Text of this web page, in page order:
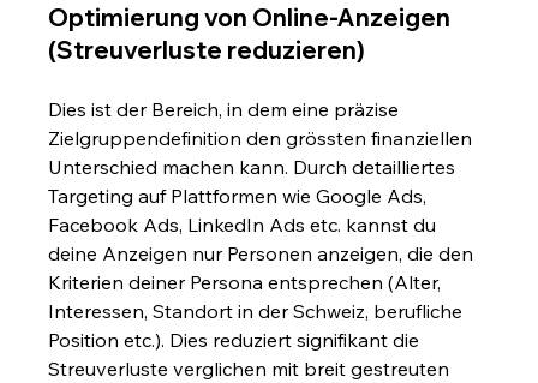
Optimierung von Online-Anzeigen
(Streuverluste reduzieren)
Dies ist der Bereich, in dem eine präzise
Zielgruppendefinition den grössten finanziellen
Unterschied machen kann. Durch detailliertes
Targeting auf Plattformen wie Google Ads,
Facebook Ads, LinkedIn Ads etc. kannst du
deine Anzeigen nur Personen anzeigen, die den
Kriterien deiner Persona entsprechen (Alter,
Interessen, Standort in der Schweiz, berufliche
Position etc.). Dies reduziert signifikant die
Streuverluste verglichen mit breit gestreuten